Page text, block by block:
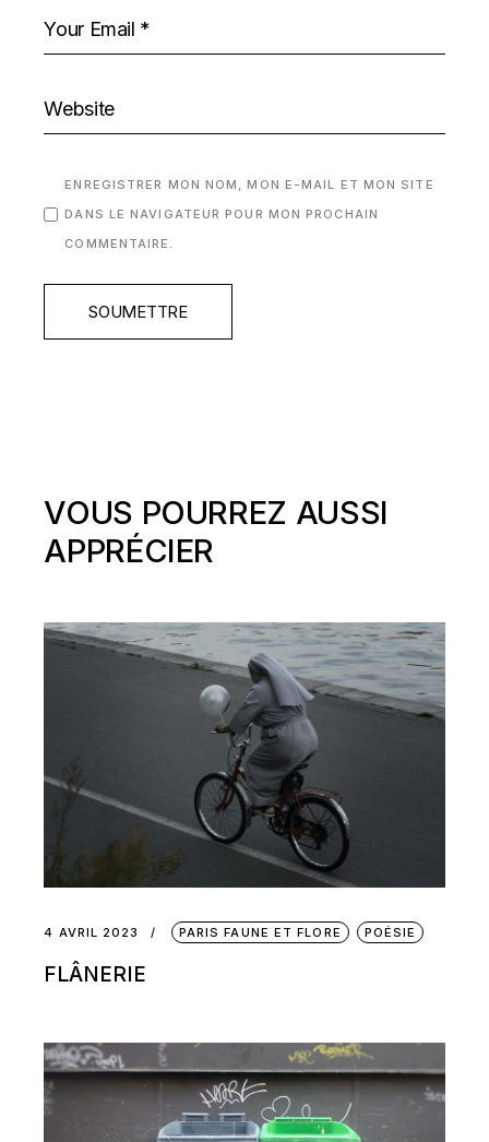
ENREGISTRER MON NOM, MON E-MAIL ET MON SITE
DANS LE NAVIGATEUR POUR MON PROCHAIN
COMMENTAIRE.
SOUMETTRE
VOUS POURREZ AUSSI
APPRÉCIER
4 AVRIL 2023 PARIS FAUNE ET FLORE POÉSIE
FLÂNERIE